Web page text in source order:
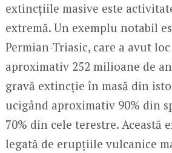
extincțiile masive este
extremă. Un exemplu notabil
Permian-Triasic, care a avut
aproximativ 252 milioane de
gravă extincție în masă din
ucigând aproximativ 90% din
70% din cele terestre. Această
legată de erupțiile vulcanice